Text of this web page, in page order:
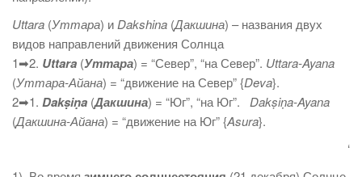
Uttara (Уттара) и Dakshina (Дакшина) – названия двух
видов направлений движения Солнца
1➡2. Uttara (Уттара) = “Север”, “на Север”. Uttara-Ayana
(Уттара-Айана) = “движение на Север” {Deva}.
2➡1. Dakṣiṇa (Дакшина) = “Юг”, “на Юг”. Dakṣiṇa-Ayana
(Дакшина-Айана) = “движение на Юг” {Asura}.
‘